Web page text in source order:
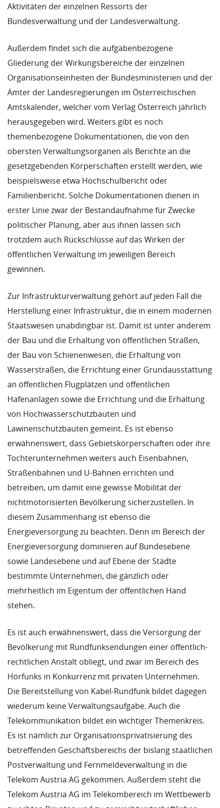
Aktivitäten der einzelnen Ressorts der
Bundesverwaltung und der Landesverwaltung.
Außerdem findet sich die aufgabenbezogene
Gliederung der Wirkungsbereiche der einzelnen
Organisationseinheiten der Bundesministerien und der
Ämter der Landesregierungen im Österreichischen
Amtskalender, welcher vom Verlag Österreich jährlich
herausgegeben wird. Weiters gibt es noch
themenbezogene Dokumentationen, die von den
obersten Verwaltungsorganen als Berichte an die
gesetzgebenden Körperschaften erstellt werden, wie
beispielsweise etwa Hochschulbericht oder
Familienbericht. Solche Dokumentationen dienen in
erster Linie zwar der Bestandaufnahme für Zwecke
politischer Planung, aber aus ihnen lassen sich
trotzdem auch Rückschlüsse auf das Wirken der
öffentlichen Verwaltung im jeweiligen Bereich
gewinnen.
Zur Infrastrukturverwaltung gehört auf jeden Fall die
Herstellung einer Infrastruktur, die in einem modernen
Staatswesen unabdingbar ist. Damit ist unter anderem
der Bau und die Erhaltung von öffentlichen Straßen,
der Bau von Schienenwesen, die Erhaltung von
Wasserstraßen, die Errichtung einer Grundausstattung
an öffentlichen Flugplätzen und öffentlichen
Hafenanlagen sowie die Errichtung und die Erhaltung
von Hochwasserschutzbauten und
Lawinenschutzbauten gemeint. Es ist ebenso
erwähnenswert, dass Gebietskörperschaften oder ihre
Tochterunternehmen weiters auch Eisenbahnen,
Straßenbahnen und U-Bahnen errichten und
betreiben, um damit eine gewisse Mobilität der
nichtmotorisierten Bevölkerung sicherzustellen. In
diesem Zusammenhang ist ebenso die
Energieversorgung zu beachten. Denn im Bereich der
Energieversorgung dominieren auf Bundesebene
sowie Landesebene und auf Ebene der Städte
bestimmte Unternehmen, die gänzlich oder
mehrheitlich im Eigentum der öffentlichen Hand
stehen.
Es ist auch erwähnenswert, dass die Versorgung der
Bevölkerung mit Rundfunksendungen einer öffentlich-
rechtlichen Anstalt obliegt, und zwar im Bereich des
Hörfunks in Konkurrenz mit privaten Unternehmen.
Die Bereitstellung von Kabel-Rundfunk bildet dagegen
wiederum keine Verwaltungsaufgabe. Auch die
Telekommunikation bildet ein wichtiger Themenkreis.
Es ist nämlich zur Organisationsprivatisierung des
betreffenden Geschäftsbereichs der bislang staatlichen
Postverwaltung und Fernmeldeverwaltung in die
Telekom Austria AG gekommen. Außerdem steht die
Telekom Austria AG im Telekombereich im Wettbewerb